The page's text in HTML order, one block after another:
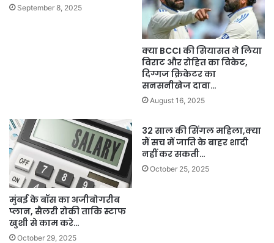
September 8, 2025
क्या BCCI की सियासत ने लिया
विराट और रोहित का विकेट,
दिग्गज क्रिकेटर का
सनसनीखेज दावा…
August 16, 2025
मुंबई के बॉस का अजीबोगरीब
प्लान, सैलरी रोकी ताकि स्टाफ
खुशी से काम करे…
October 29, 2025
32 साल की सिंगल महिला,क्या
मैं सच में जाति के बाहर शादी
नहीं कर सकती…
October 25, 2025